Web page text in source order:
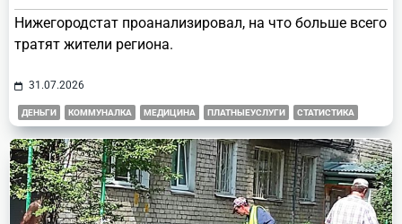
Нижегородстат проанализировал, на что больше всего
тратят жители региона.
31.07.2026
ДЕНЬГИ КОММУНАЛКА МЕДИЦИНА ПЛАТНЫЕУСЛУГИ СТАТИСТИКА